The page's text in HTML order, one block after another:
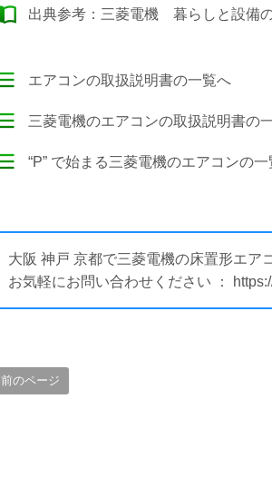
出典参考： 三菱電機 暮らしと設備
エアコンの取扱説明書の一覧へ
三菱電機のエアコンの取扱説明書の
“P” で始まる三菱電機のエアコンの
大阪 神戸 京都で三菱電機の床置形エア
お気軽にお問い合わせください ：
前のページ